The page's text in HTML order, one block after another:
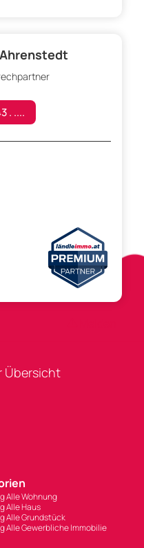
. ....
Übersicht
Alle Wohnung
Alle Haus
Alle Grundstück
Alle Gewerbliche Immobilie